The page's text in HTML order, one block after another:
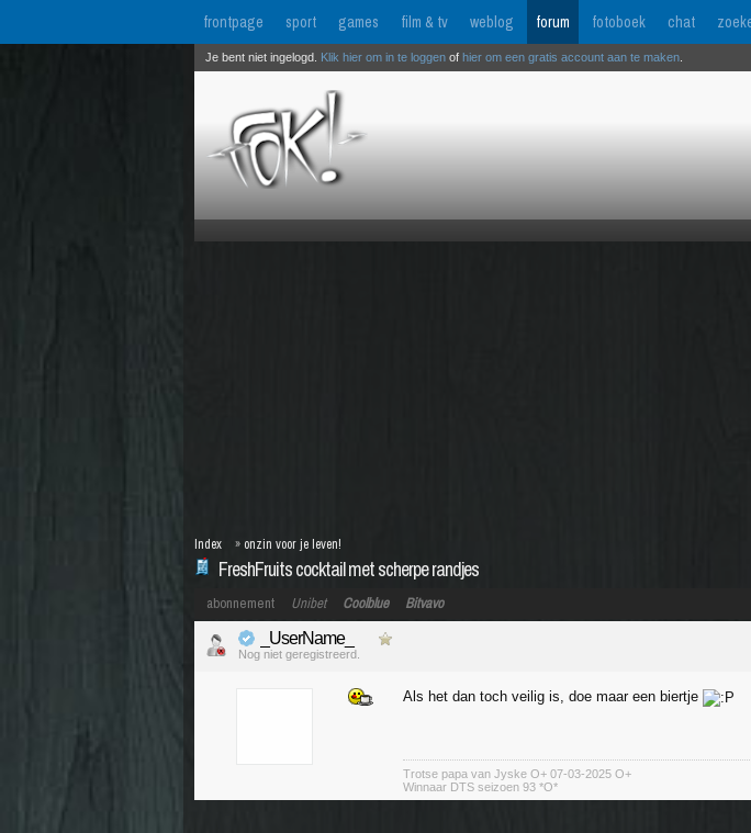
frontpage sport games film & tv weblog forum fotoboek chat
Je bent niet ingelogd. Klik hier om in te loggen of hier om een gratis account aan te maken
FreshFruits cocktail met scherpe randjes
Index » onzin voor je leven!
abonnement Unibet Coolblue Bitvavo
_UserName_
Nog niet geregistreerd.
Als het dan toch veilig is, doe maar een biertje
Trotse papa van Jyske O+ 07-03-2025 O+
Winnaar DTS seizoen 93 *O*